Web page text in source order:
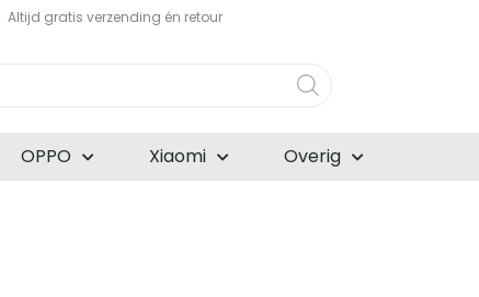
Altijd gratis verzending én retour
OPPO Xiaomi Overig